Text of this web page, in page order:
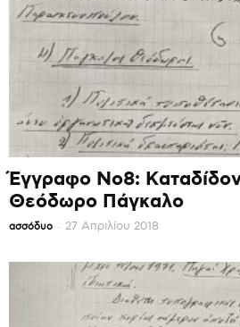
Έγγραφο Νο8:
Θεόδωρο Πάγκαλο
ασσόδυο - 27 Απριλίου 2018